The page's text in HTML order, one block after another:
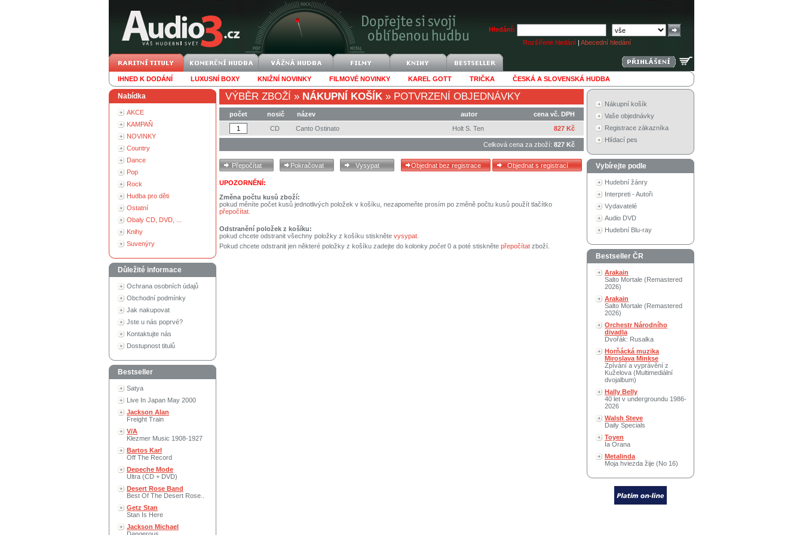
Hledání:
Rozšířené hledání | Abecední hledání
IHNED K DODÁNÍ LUXUSNÍ BOXY KNIŽNÍ NOVINKY FILMOVÉ NOVINKY KAREL GOTT TRIČKA ČESKÁ A SLOVENSKÁ HUDBA
Nabídka
AKCE
KAMPAŇ
NOVINKY
Country
Dance
Pop
Rock
Hudba pro děti
Ostatní
Obaly CD, DVD, ...
Knihy
Suvenýry
Důležité informace
Ochrana osobních údajů
Obchodní podmínky
Jak nakupovat
Jste u nás poprvé?
Kontaktujte nás
Dostupnost titulů
Bestseller
Satya
Live In Japan May 2000
Jackson Alan
Freight Train
V/A
Klezmer Music 1908-1927
Bartos Karl
Off The Record
Depeche Mode
Ultra (CD + DVD)
Desert Rose Band
Best Of The Desert Rose..
Getz Stan
Stan Is Here
Jackson Michael
VÝBĚR ZBOŽÍ » NÁKUPNÍ KOŠÍK » POTVRZENÍ OBJEDNÁVKY
počet nosič název autor
cena vč. DPH
CD
Canto Ostinato Holt S. Ten 827 Kč
Celková cena za zboží: 827 Kč
UPOZORNĚNÍ:
Změna počtu kusů zboží:
pokud měníte počet kusů jednotlivých položek v košíku, nezapomeňte prosím po změně počtu kusů použít tlačítko
přepočítat
Odstranění položek z košíku:
pokud chcete odstranit všechny položky z košíku stiskněte vysypat
Pokud chcete odstranit jen některé položky z košíku zadejte do kolonky počet0 a poté stiskněte přepočítat zboží.
Nákupní košík
Vaše objednávky
Registrace zákazníka
Hlídací pes
Vybírejte podle
Hudební žánry
Interpreti - Autoři
Vydavatelé
Audio DVD
Hudební Blu-ray
Bestseller ČR
Arakain
Salto Mortale (Remastered
2026)
Arakain
Salto Mortale (Remastered
2026)
Orchestr Národního
divadla
Dvořák: Rusalka
Horňácká muzika
Miroslava Minkse
Zpívání a vyprávění z
Kuželova (Multimediální
dvojalbum)
Hally Belly
40 let v undergroundu 1986-
2026
Walsh Steve
Daily Specials
Toyen
Ia Orana
Metalinda
Moja hviezda žije (No 16)